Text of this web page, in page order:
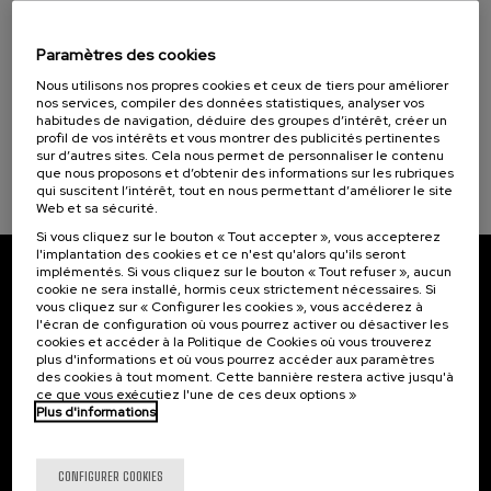
10. SEP-10. SEP, 2026
Teknologia eta Eredu Arrakastatsuak
10 h. Basque Espagnol
...
À PARTIR DE 10 €
Dernières
places
Gratuit
Date
passée
Liste
d'attente
Période
d'inscription
terminée
Abonnez-vous à notre bulletin
Inscrivez-vous pour être le premier à recevoir les
actualités de l'UIK.
S'abonner
Contact
Paramètres des cookies
Nous utilisons nos propres cookies et ceux de tiers pour améliorer
nos services, compiler des données statistiques, analyser vos
habitudes de navigation, déduire des groupes d’intérêt, créer un
profil de vos intérêts et vous montrer des publicités pertinentes
sur d’autres sites. Cela nous permet de personnaliser le contenu
que nous proposons et d’obtenir des informations sur les rubriques
qui suscitent l’intérêt, tout en nous permettant d’améliorer le site
Web et sa sécurité.
Si vous cliquez sur le bouton « Tout accepter », vous accepterez
l'implantation des cookies et ce n'est qu'alors qu'ils seront
implémentés. Si vous cliquez sur le bouton « Tout refuser », aucun
cookie ne sera installé, hormis ceux strictement nécessaires. Si
vous cliquez sur « Configurer les cookies », vous accéderez à
l'écran de configuration où vous pourrez activer ou désactiver les
cookies et accéder à la Politique de Cookies où vous trouverez
plus d'informations et où vous pourrez accéder aux paramètres
des cookies à tout moment. Cette bannière restera active jusqu'à
ce que vous exécutiez l'une de ces deux options »
Plus d'informations
CONFIGURER COOKIES